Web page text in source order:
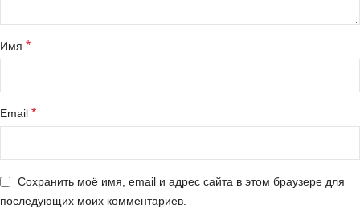
Имя *
Email *
Сохранить моё имя, email и адрес сайта в этом браузере для
последующих моих комментариев.